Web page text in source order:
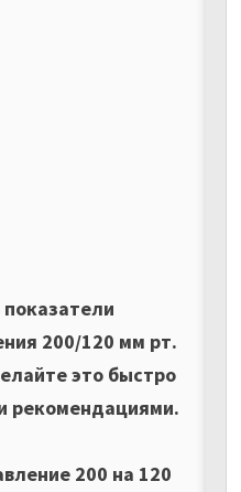
200/120 мм рт.
это быстро
рекомендациями.
200 на 120